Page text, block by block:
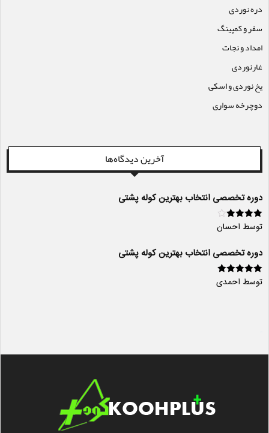
دره نوردی
سفر و کمپینگ
امداد و نجات
غارنوردی
یخ نوردی و اسکی
دوچرخه سواری
آخرین دیدگاه‌ها
دوره تخصصی انتخاب بهترین کوله پشتی
امتیاز 4از
توسط احسان
دوره تخصصی انتخاب بهترین کوله پشتی
امتیاز 5از 5
توسط احمدی